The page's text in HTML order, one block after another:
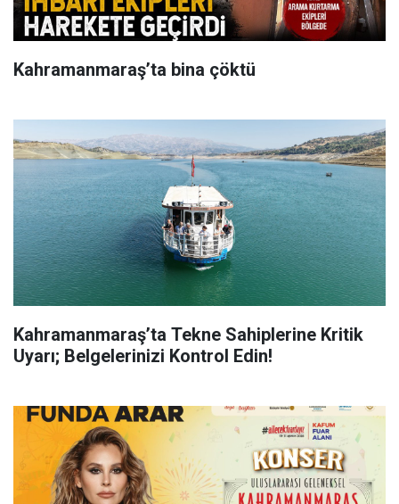
Kahramanmaraş’ta bina çöktü
Kahramanmaraş’ta Tekne Sahiplerine Kritik
Uyarı; Belgelerinizi Kontrol Edin!